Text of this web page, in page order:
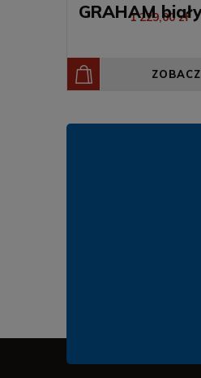
1 229,00 zł
ZOBACZ